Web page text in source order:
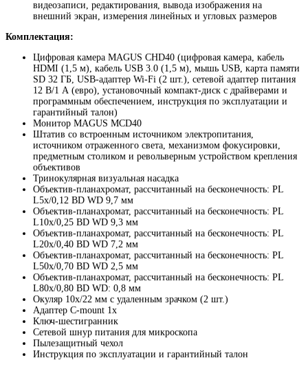
видеозаписи, редактирования, вывода изображения на
внешний экран, измерения линейных и угловых размеров
Комплектация:
Цифровая камера MAGUS CHD40 (цифровая камера, кабель
HDMI (1,5 м), кабель USB 3.0 (1,5 м), мышь USB, карта памяти
SD 32 ГБ, USB-адаптер Wi-Fi (2 шт.), сетевой адаптер питания
12 В/1 А (евро), установочный компакт-диск с драйверами и
программным обеспечением, инструкция по эксплуатации и
гарантийный талон)
Монитор MAGUS MCD40
Штатив со встроенным источником электропитания,
источником отраженного света, механизмом фокусировки,
предметным столиком и револьверным устройством крепления
объективов
Тринокулярная визуальная насадка
Объектив-планахромат, рассчитанный на бесконечность: PL
L5х/0,12 BD WD 9,7 мм
Объектив-планахромат, рассчитанный на бесконечность: PL
L10х/0,25 BD WD 9,3 мм
Объектив-планахромат, рассчитанный на бесконечность: PL
L20х/0,40 BD WD 7,2 мм
Объектив-планахромат, рассчитанный на бесконечность: PL
L50х/0,70 BD WD 2,5 мм
Объектив-планахромат, рассчитанный на бесконечность: PL
L80x/0,80 BD WD: 0,8 мм
Окуляр 10x/22 мм с удаленным зрачком (2 шт.)
Адаптер C-mount 1х
Ключ-шестигранник
Сетевой шнур питания для микроскопа
Пылезащитный чехол
Инструкция по эксплуатации и гарантийный талон